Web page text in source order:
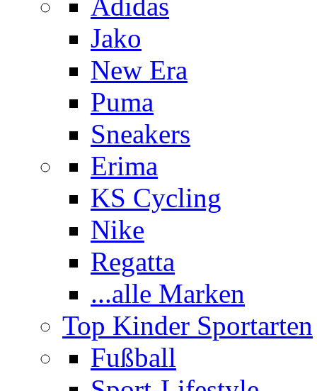
Jako
New Era
Puma
Sneakers
Erima
KS Cycling
Nike
Regatta
...alle Marken
Top Kinder Sportarten
Fußball